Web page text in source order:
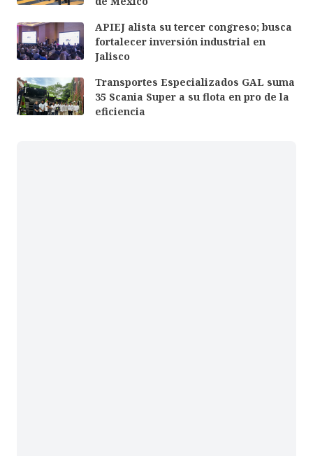
APIEJ alista su tercer congreso; busca
fortalecer inversión industrial en
Jalisco
Transportes Especializados GAL suma
35 Scania Super a su flota en pro de la
eficiencia